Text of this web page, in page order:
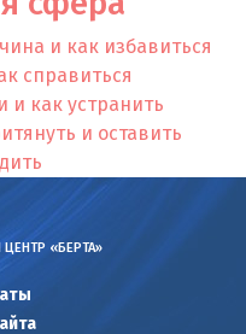
и как избавиться
справиться
и как устранить
и оставить
«БЕРТА»